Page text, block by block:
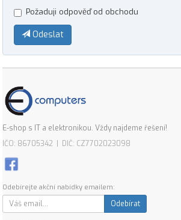
Požaduji odpověď od obchodu
Odeslat
E-shop s IT a elektronikou. Vždy najdeme řešení!
IČO: 86705342 | DIČ: CZ7702023098
Odebírejte akční nabídky emailem:
Odebírat